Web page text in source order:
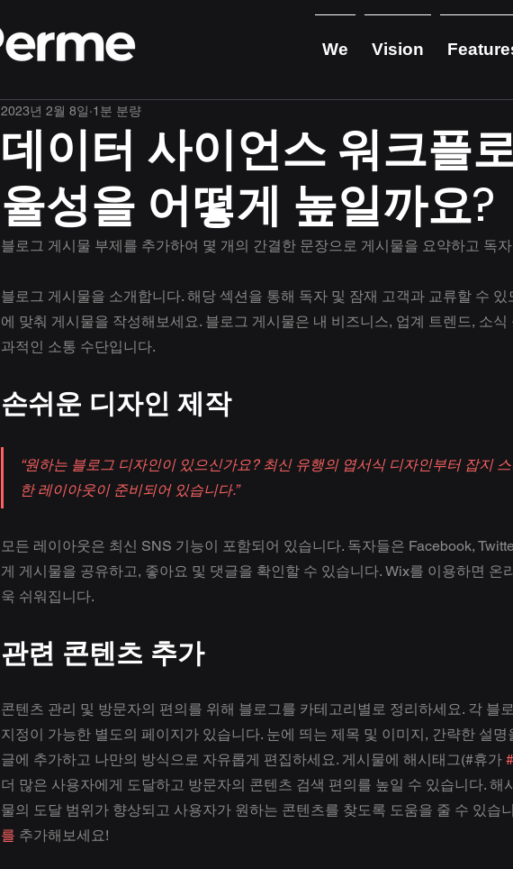
We Vision
데이터 사이언스 워크플
율성을 어떻게 높일까요?
2023년 2월 8일 1분 분량
블로그 게시물 부제를 추가하여 몇 개의 간결한 문장으로 게시물을 요약하고 독
블로그 게시물을 소개합니다. 해당 섹션을 통해 독자 및 잠재 고객과 교류할 수
에 맞춰 게시물을 작성해보세요. 블로그 게시물은 내 비즈니스, 업계 트렌드, 소식
과적인 소통 수단입니다.
손쉬운 디자인 제작
“원하는 블로그 디자인이 있으신가요? 최신 유행의 엽서식 디자인부터 잡지
한 레이아웃이 준비되어 있습니다.”
모든 레이아웃은 최신 SNS 기능이 포함되어 있습니다. 독자들은 Facebook,
게 게시물을 공유하고, 좋아요 및 댓글을 확인할 수 있습니다. Wix를 이용하면 온
욱 쉬워집니다.
관련 콘텐츠 추가
콘텐츠 관리 및 방문자의 편의를 위해 블로그를 카테고리별로 정리하세요. 각 블
지정이 가능한 별도의 페이지가 있습니다. 눈에 띄는 제목 및 이미지, 간략한 설
글에 추가하고 나만의 방식으로 자유롭게 편집하세요. 게시물에 해시태그(#휴가
더 많은 사용자에게 도달하고 방문자의 콘텐츠 검색 편의를 높일 수 있습니다. 해
물의 도달 범위가 향상되고 사용자가 원하는 콘텐츠를 찾도록 도움을 줄 수 있습
를 추가해보세요!